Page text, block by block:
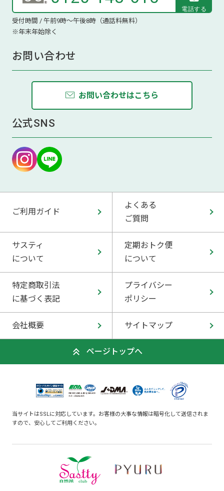
受付時間 / 午前9時～午後8時（通話料無料）
※年末年始除く
お問い合わせ
お問い合わせはこちら
公式SNS
ご利用ガイド
よくある
ご質問
サスティ
について
定期おトク便
について
特定商取引法
に基づく表記
プライバシー
ポリシー
会社概要 サイトマップ
ページトップへ
当サイトはSSLに対応しています。お客様の大事な情報は暗号化して送信されま
すので、安心してご利用ください。